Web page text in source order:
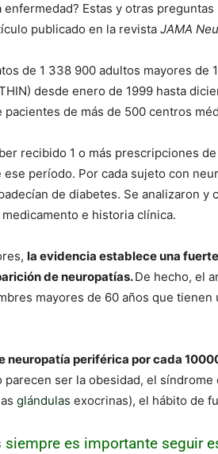
Estas y otras
publicado en la revista JAMA
de 1 338 900 adultos mayores de
desde enero de 1999 hasta
de más de 500 centros
recibido 1 o más prescripciones
período. Por cada sujeto con
de diabetes. Se analizaron y
e historia clínica.
la evidencia establece una
de neuropatías.De hecho, el
mayores de 60 años que
neuropatía periférica por cada
ser la obesidad, el
glándulas exocrinas), el hábito de
es importante seguir